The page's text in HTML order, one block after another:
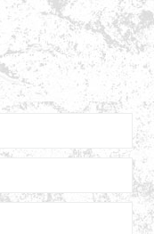
Darüber hinaus
der Welt des Muay Thai